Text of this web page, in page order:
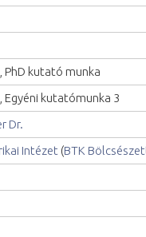
PhD kutató munka
Egyéni kutatómunka 3
Dr.
Intézet (BTK